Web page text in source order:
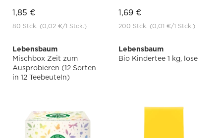
1,85 €
80 Stck. (0,02 €/1 Stck.)
1,69 €
200 Stck. (0,01 €/1 Stck.)
Lebensbaum
Mischbox Zeit zum
Ausprobieren (12 Sorten
in 12 Teebeuteln)
Lebensbaum
Bio Kindertee 1 kg, lose